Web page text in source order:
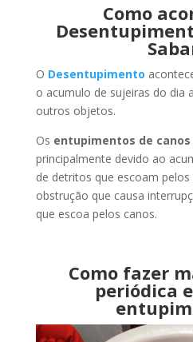
Como
O Desentupimento
o acumulo de sujeiras do dia
outros objetos.
Os entupimentos de canos
principalmente devido ao
de detritos que escoam
obstrução que causa
que escoa pelos canos.
Como fazer
periódica